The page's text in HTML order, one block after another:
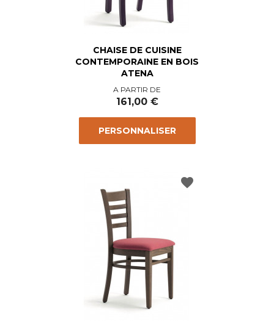
CHAISE DE CUISINE
CONTEMPORAINE EN BOIS
ATENA
Prix
A PARTIR DE
161,00 €
PERSONNALISER
favorite